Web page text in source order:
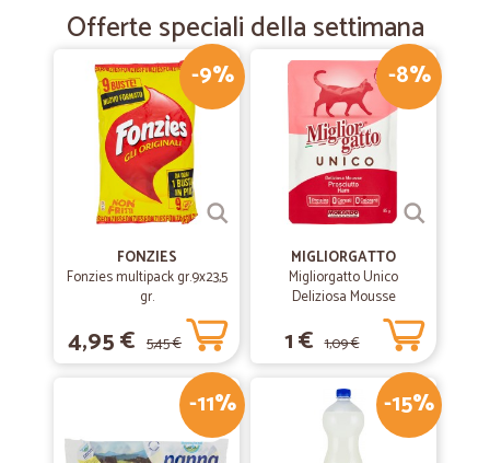
Tutto perfetto grazie
17/04/2019
— Debora P.
consegna velocissima molto professionali
consegna velocissima molto professionali
Offerte speciali della settimana
-9%
FONZIES
Fonzies multipack gr.9x23,5
gr.
4,95 € 5,45 €
-8%
MIGLIORGATTO
Migliorgatto Unico
Deliziosa Mousse
Prosciutto 85 gr.
1 € 1,09 €
-11% -15%